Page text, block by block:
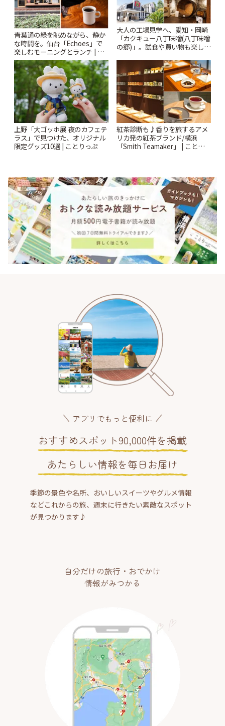
青葉通の緑を眺めながら、静か
な時間を。仙台「Echoes」で
楽しむモーニングとランチ | こ
とりっぷ
大人の工場見学へ、愛知・岡崎
「カクキュー八丁味噌(八丁味噌
の郷)」。試食や買い物も楽しみ
上野「大ゴッホ展 夜のカフェテ
ラス」で見つけた、オリジナル
限定グッズ10選 | ことりっぷ
紅茶診断も♪香りを旅するアメ
リカ発の紅茶ブランド/横浜
「Smith Teamaker」 | ことりっ
アプリでもっと便利に
おすすめスポット90,000件を掲載
あたらしい情報を毎日お届け
季節の景色や名所、おいしいスイーツやグルメ情報
などこれからの旅、週末に行きたい素敵なスポット
が見つかります♪
自分だけの旅行・おでかけ
情報がみつかる